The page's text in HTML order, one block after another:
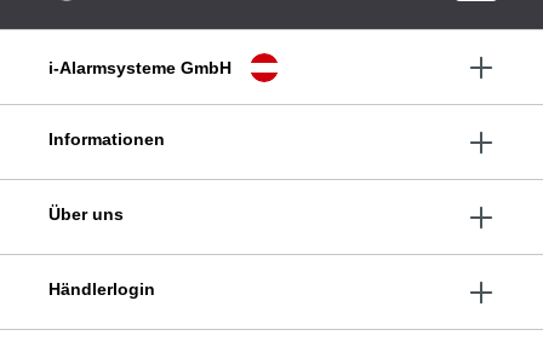
i-Alarmsysteme GmbH
Informationen
Über uns
Händlerlogin